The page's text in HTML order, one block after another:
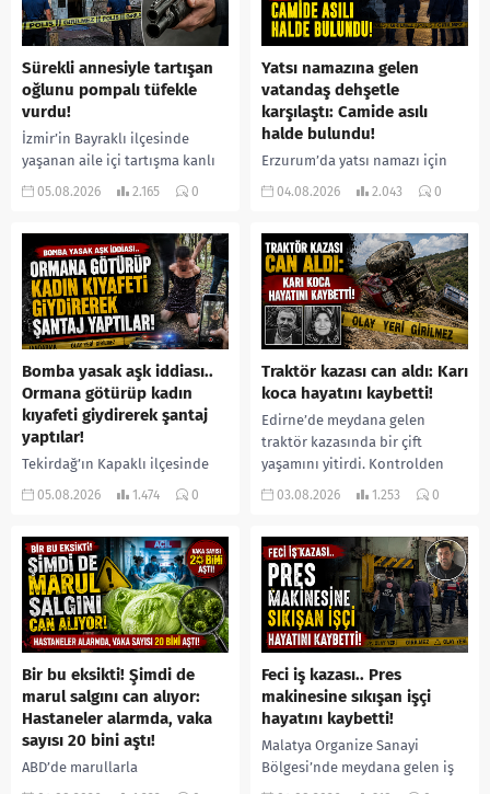
Sürekli annesiyle tartışan
oğlunu pompalı tüfekle
vurdu!
İzmir’in Bayraklı ilçesinde
yaşanan aile içi tartışma kanlı
bitti. İddiaya göre, uzun süredir
05.08.2026 2.165 0
Yatsı namazına gelen
vatandaş dehşetle
karşılaştı: Camide asılı
halde bulundu!
Erzurum’da yatsı namazı için
camiye gelen bir vatandaş,
yerine sevk edilen...
04.08.2026 2.043 0
Bomba yasak aşk iddiası..
Ormana götürüp kadın
kıyafeti giydirerek şantaj
yaptılar!
Tekirdağ’ın Kapaklı ilçesinde
bir kişiyi, arkadaşının eşiyle
kadın kıyafetleri giydirdiği,
özür videosu çektirip...
05.08.2026 1.474 0
Traktör kazası can aldı: Karı
koca hayatını kaybetti!
Edirne’de meydana gelen
traktör kazasında bir çift
yaşamını yitirdi. Kontrolden
çıkarak devrilen traktörün
03.08.2026 1.253 0
Bir bu eksikti! Şimdi de
marul salgını can alıyor:
Hastaneler alarmda, vaka
sayısı 20 bini aştı!
ABD’de marullarla
ilişkilendirilen siklospora
Feci iş kazası.. Pres
makinesine sıkışan işçi
hayatını kaybetti!
Malatya Organize Sanayi
Bölgesi’nde meydana gelen iş
kazasında, pres makinesine